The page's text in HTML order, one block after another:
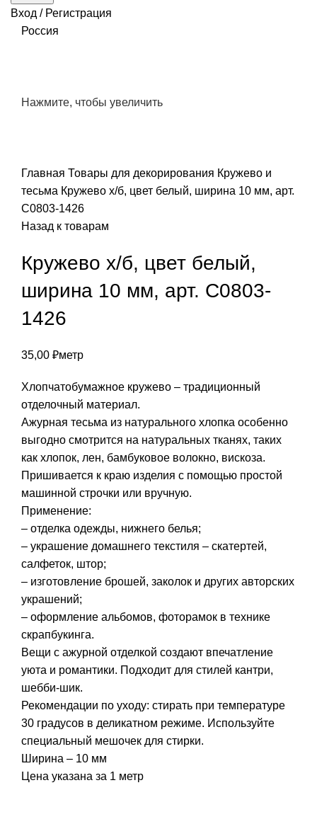
Вход / Регистрация
Россия
Нажмите, чтобы увеличить
Главная Товары для декорирования Кружево и
тесьма Кружево х/б, цвет белый, ширина 10 мм, арт.
С0803-1426
Назад к товарам
Кружево х/б, цвет белый,
ширина 10 мм, арт. С0803-
1426
35,00 ₽метр
Хлопчатобумажное кружево – традиционный
отделочный материал.
Ажурная тесьма из натурального хлопка особенно
выгодно смотрится на натуральных тканях, таких
как хлопок, лен, бамбуковое волокно, вискоза.
Пришивается к краю изделия с помощью простой
машинной строчки или вручную.
Применение:
– отделка одежды, нижнего белья;
– украшение домашнего текстиля – скатертей,
салфеток, штор;
– изготовление брошей, заколок и других авторских
украшений;
– оформление альбомов, фоторамок в технике
скрапбукинга.
Вещи с ажурной отделкой создают впечатление
уюта и романтики. Подходит для стилей кантри,
шебби-шик.
Рекомендации по уходу: стирать при температуре
30 градусов в деликатном режиме. Используйте
специальный мешочек для стирки.
Ширина – 10 мм
Цена указана за 1 метр